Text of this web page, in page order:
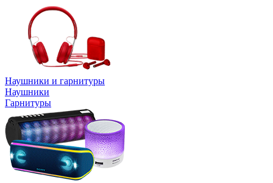
Наушники и гарнитуры
Наушники
Гарнитуры